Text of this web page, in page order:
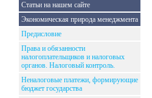
Статьи на нашем сайте
Экономическая природа менеджмента
Предисловие
Права и обязанности
налогоплательщиков и налоговых
органов. Налоговый контроль.
Неналоговые платежи, формирующие
бюджет государства